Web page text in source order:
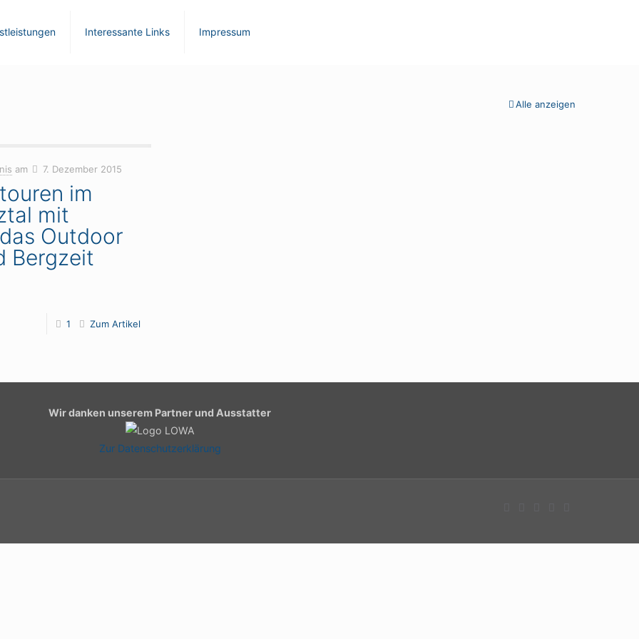
Interessante Links Impressum
Alle anzeigen
am 7. Dezember 2015
im
mit
Outdoor
Bergzeit
1 Zum Artikel
Wir danken unserem Partner und Ausstatter
Zur Datenschutzerklärung